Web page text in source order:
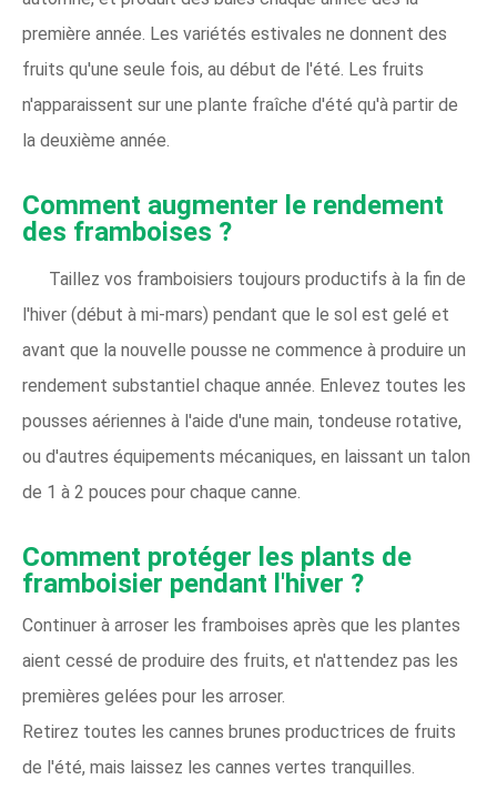
première année. Les variétés estivales ne donnent des
fruits qu'une seule fois, au début de l'été. Les fruits
n'apparaissent sur une plante fraîche d'été qu'à partir de
la deuxième année.
Comment augmenter le rendement
des framboises ?
Taillez vos framboisiers toujours productifs à la fin de
l'hiver (début à mi-mars) pendant que le sol est gelé et
avant que la nouvelle pousse ne commence à produire un
rendement substantiel chaque année. Enlevez toutes les
pousses aériennes à l'aide d'une main, tondeuse rotative,
ou d'autres équipements mécaniques, en laissant un talon
de 1 à 2 pouces pour chaque canne.
Comment protéger les plants de
framboisier pendant l'hiver ?
Continuer à arroser les framboises après que les plantes
aient cessé de produire des fruits, et n'attendez pas les
premières gelées pour les arroser.
Retirez toutes les cannes brunes productrices de fruits
de l'été, mais laissez les cannes vertes tranquilles.